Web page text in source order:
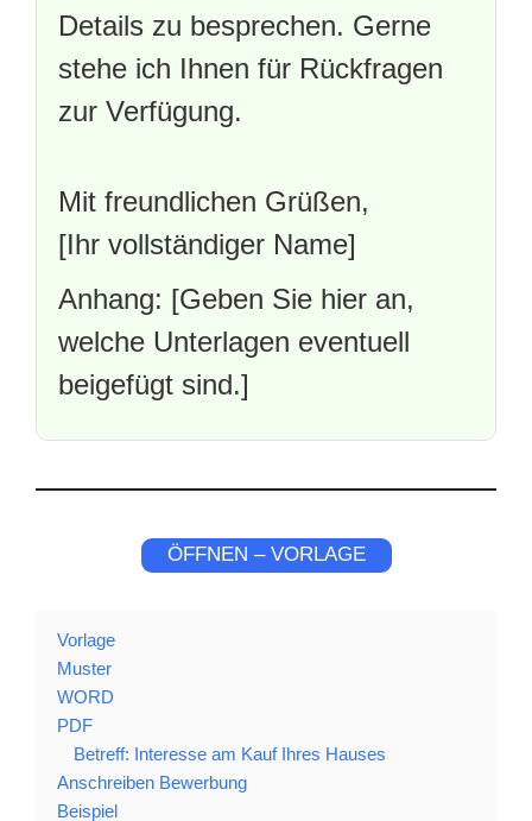
Details zu besprechen. Gerne
stehe ich Ihnen für Rückfragen
zur Verfügung.
Mit freundlichen Grüßen,
[Ihr vollständiger Name]
Anhang: [Geben Sie hier an,
welche Unterlagen eventuell
beigefügt sind.]
ÖFFNEN – VORLAGE
Vorlage
Muster
WORD
PDF
Betreff: Interesse am Kauf Ihres Hauses
Anschreiben Bewerbung
Beispiel